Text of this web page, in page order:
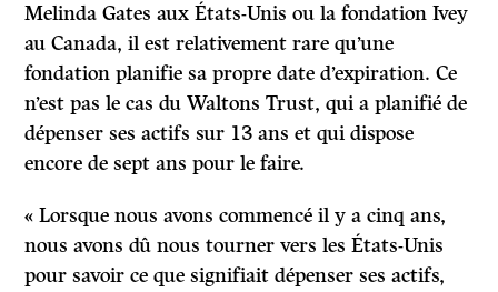
Melinda Gates aux États-Unis ou la fondation Ivey
au Canada, il est relativement rare qu’une
fondation planifie sa propre date d’expiration. Ce
n’est pas le cas du Waltons Trust, qui a planifié de
dépenser ses actifs sur 13 ans et qui dispose
encore de sept ans pour le faire.
« Lorsque nous avons commencé il y a cinq ans,
nous avons dû nous tourner vers les États-Unis
pour savoir ce que signifiait dépenser ses actifs,